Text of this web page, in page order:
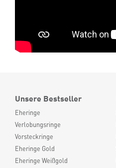
Unsere Bestseller
Eheringe
Verlobungsringe
Vorsteckringe
Eheringe Gold
Eheringe Weißgold